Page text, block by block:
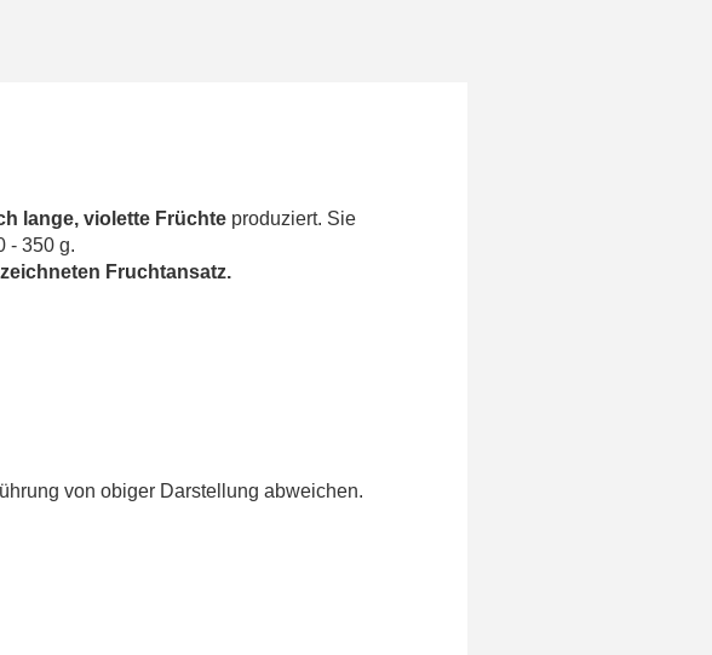
lange, violette Früchte produziert. Sie
- 350 g.
Fruchtansatz.
von obiger Darstellung abweichen.